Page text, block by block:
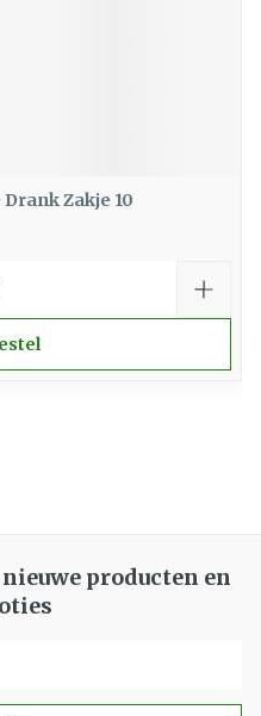
Zakje 10
producten en